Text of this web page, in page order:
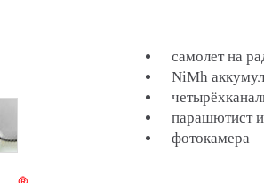
самолет на
NiMh
парашютист и
фотокамера